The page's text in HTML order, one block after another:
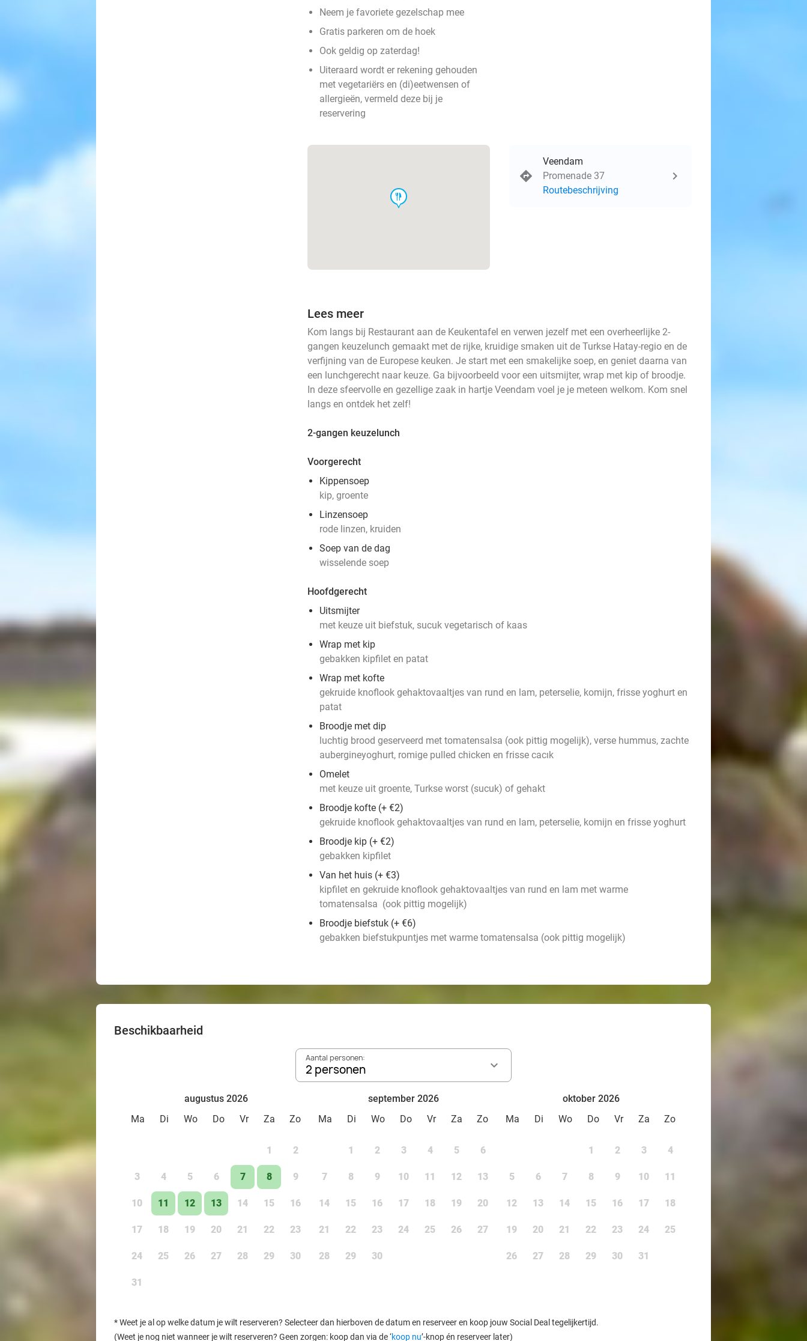
Neem je favoriete gezelschap mee
Gratis parkeren om de hoek
Ook geldig op zaterdag!
Uiteraard wordt er rekening gehouden
met vegetariërs en (di)eetwensen of
allergieën, vermeld deze bij je
reservering
food
Veendam
Promenade 37
Routebeschrijving
Lees meer
Kom langs bij Restaurant aan de Keukentafel en verwen jezelf met een overheerlijke 2-
gangen keuzelunch gemaakt met de rijke, kruidige smaken uit de Turkse Hatay-regio en de
verfijning van de Europese keuken. Je start met een smakelijke soep, en geniet daarna van
een lunchgerecht naar keuze. Ga bijvoorbeeld voor een uitsmijter, wrap met kip of broodje.
In deze sfeervolle en gezellige zaak in hartje Veendam voel je je meteen welkom. Kom snel
langs en ontdek het zelf!
2-gangen keuzelunch
Voorgerecht
Kippensoep
kip, groente
Linzensoep
rode linzen, kruiden
Soep van de dag
wisselende soep
Hoofdgerecht
Uitsmijter
met keuze uit biefstuk, sucuk vegetarisch of kaas
Wrap met kip
gebakken kipfilet en patat
Wrap met kofte
gekruide knoflook gehaktovaaltjes van rund en lam, peterselie, komijn, frisse yoghurt en
patat
Broodje met dip
luchtig brood geserveerd met tomatensalsa (ook pittig mogelijk), verse hummus, zachte
aubergineyoghurt, romige pulled chicken en frisse cacık
Omelet
met keuze uit groente, Turkse worst (sucuk) of gehakt
Broodje kofte (+ €2)
gekruide knoflook gehaktovaaltjes van rund en lam, peterselie, komijn en frisse yoghurt
Broodje kip (+ €2)
gebakken kipfilet
Van het huis (+ €3)
kipfilet en gekruide knoflook gehaktovaaltjes van rund en lam met warme
tomatensalsa (ook pittig mogelijk)
Broodje biefstuk (+ €6)
gebakken biefstukpuntjes met warme tomatensalsa (ook pittig mogelijk)
Beschikbaarheid
Aantal personen:
2 personen
augustus 2026
Ma
Di Wo Do Vr Za Zo
1 2
3 4 5 6 7 8 9
10 11 12 13 14 15 16
17 18 19 20 21 22 23
24 25 26 27 28 29 30
31
september 2026
Ma
Di Wo Do Vr Za Zo
1 2 3 4 5 6
7 8 9 10 11 12 13
14 15 16 17 18 19 20
21 22 23 24 25 26 27
28 29 30
oktober 2026
Ma
Di Wo Do Vr Za Zo
1 2 3 4
5 6 7 8 9 10 11
12 13 14 15 16 17 18
19 20 21 22 23 24 25
26 27 28 29 30 31
*Weet je al op welke datum je wilt reserveren? Selecteer dan hierboven de datum en reserveer en koop jouw Social Deal tegelijkertijd.
(Weet je nog niet wanneer je wilt reserveren? Geen zorgen: koop dan via de ‘koop nu’-knop én reserveer later)